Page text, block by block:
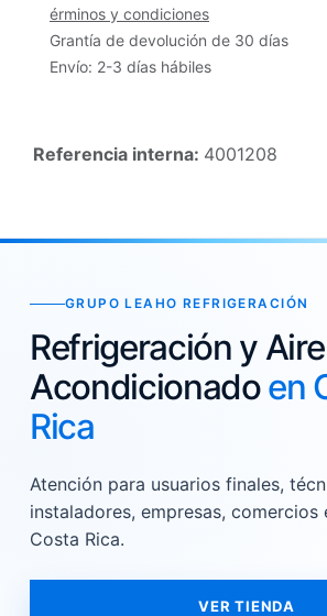
érminos y condiciones
Grantía de devolución de 30 días
Envío: 2-3 días hábiles
Referencia interna: 4001208
GRUPO LEAHO REFRIGERACIÓN
Refrigeración y Aire
Acondicionadoen
Rica
Atención para usuarios finales,
instaladores, empresas, comercios
Costa Rica.
VER TIENDA